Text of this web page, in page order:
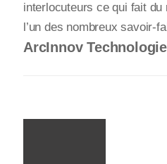
interlocuteurs ce qui fait du
l’un des nombreux savoir-
ArcInnov